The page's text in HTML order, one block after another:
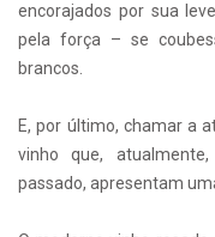
encorajados por sua
pela força – se
brancos.
E, por último, chamar a
vinho que,
passado, apresentam